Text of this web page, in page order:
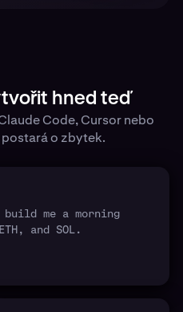
hned teď
Code, Cursor nebo
o zbytek.
me a morning
and SOL.